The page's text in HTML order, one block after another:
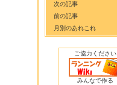
次の記事
前の記事
月別のあれこれ
ご協力ください
みんなで作る